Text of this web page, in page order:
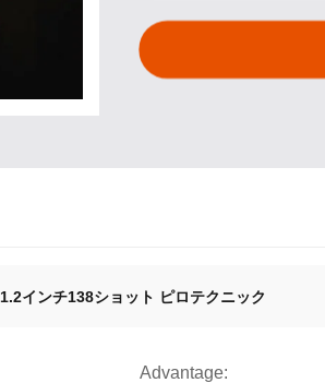
1.2インチ138ショット ピロテクニック
Advantage: